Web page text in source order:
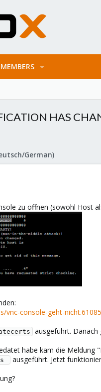
MEMBERS
HAS
German)
zu öffnen (sowohl Host
vnc-console-geht-
ausgeführt. Danach
habe kam die Meldung
ausgeführt. Jetzt